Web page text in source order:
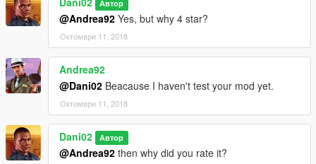
Автор
@Andrea92 Yes, but why 4 star?
Октомври 11, 2018
Andrea92
@Dani02 Beacause I haven't test your mod yet.
Октомври 11, 2018
Dani02 Автор
@Andrea92 then why did you rate it?